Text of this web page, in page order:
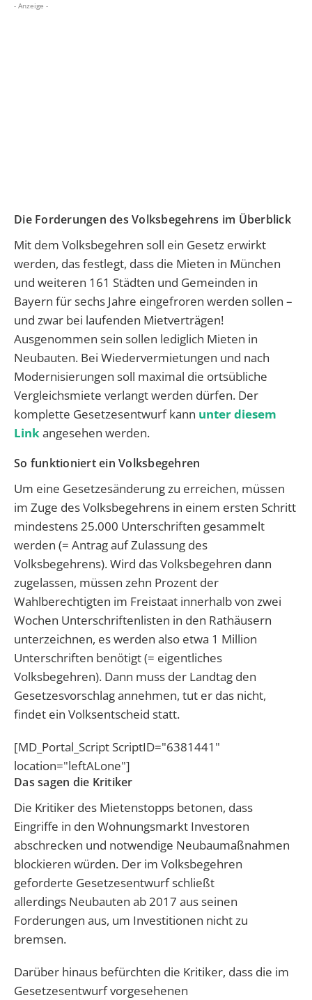
- Anzeige -
Die Forderungen des Volksbegehrens im Überblick
Mit dem Volksbegehren soll ein Gesetz erwirkt
werden, das festlegt, dass die Mieten in München
und weiteren 161 Städten und Gemeinden in
Bayern für sechs Jahre eingefroren werden sollen –
und zwar bei laufenden Mietverträgen!
Ausgenommen sein sollen lediglich Mieten in
Neubauten. Bei Wiedervermietungen und nach
Modernisierungen soll maximal die ortsübliche
Vergleichsmiete verlangt werden dürfen. Der
komplette Gesetzesentwurf kann unter diesem
Linkangesehen werden.
So funktioniert ein Volksbegehren
Um eine Gesetzesänderung zu erreichen, müssen
im Zuge des Volksbegehrens in einem ersten Schritt
mindestens 25.000 Unterschriften gesammelt
werden (= Antrag auf Zulassung des
Volksbegehrens). Wird das Volksbegehren dann
zugelassen, müssen zehn Prozent der
Wahlberechtigten im Freistaat innerhalb von zwei
Wochen Unterschriftenlisten in den Rathäusern
unterzeichnen, es werden also etwa 1 Million
Unterschriften benötigt (= eigentliches
Volksbegehren). Dann muss der Landtag den
Gesetzesvorschlag annehmen, tut er das nicht,
findet ein Volksentscheid statt.
[MD_Portal_Script ScriptID="6381441"
location="leftALone"]
Das sagen die Kritiker
Die Kritiker des Mietenstopps betonen, dass
Eingriffe in den Wohnungsmarkt Investoren
abschrecken und notwendige Neubaumaßnahmen
blockieren würden. Der im Volksbegehren
geforderte Gesetzesentwurf schließt
allerdings Neubauten ab 2017 aus seinen
Forderungen aus, um Investitionen nicht zu
bremsen.
Darüber hinaus befürchten die Kritiker, dass die im
Gesetzesentwurf vorgesehenen